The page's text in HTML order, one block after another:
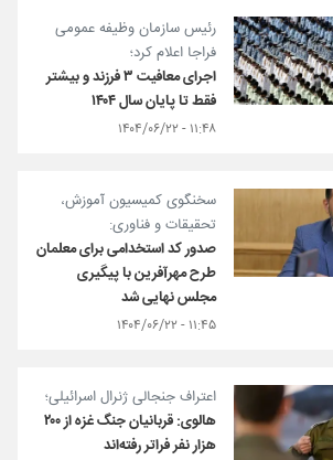
رئیس سازمان وظیفه عمومی
فراجا اعلام کرد؛
اجرای معافیت ۳ فرزند و بیشتر
فقط تا پایان سال ۱۴۰۴
۱۱:۴۸ - ۱۴۰۴/۰۶/۲۲
سخنگوی کمیسیون آموزش،
تحقیقات و فناوری:
صدور کد استخدامی برای معلمان
طرح مهرآفرین‌ با پیگیری
مجلس نهایی شد
۱۱:۴۵ - ۱۴۰۴/۰۶/۲۲
اعتراف جنجالی ژنرال اسرائیلی؛
هالوی: قربانیان جنگ غزه از ۲۰۰
هزار نفر فراتر رفته‌اند